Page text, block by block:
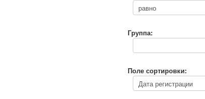
Группа:
Поле сортировки: